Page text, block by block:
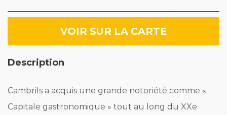
VOIR SUR LA CARTE
Description
Cambrils a acquis une grande notoriété comme «
Capitale gastronomique » tout au long du XXe